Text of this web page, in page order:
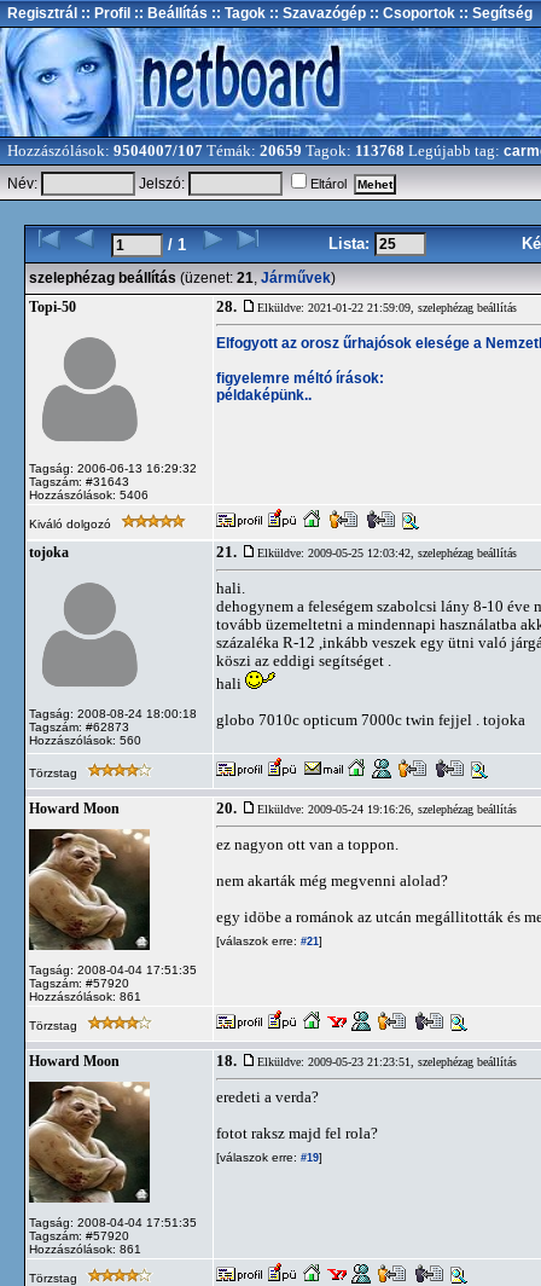
Regisztrál :: Profil :: Beállítás :: Tagok :: Szavazógép :: Csoportok :: Segítség
Hozzászólások: 9504007/107 Témák: 20659 Tagok: 113768 Legújabb tag:
Név:
Jelszó: Eltárol
/ 1 Lista:
szelephézag beállítás (üzenet: 21, Járművek)
Topi-50
Tagság: 2006-06-13 16:29:32
Tagszám: #31643
Hozzászólások: 5406
28. Elküldve: 2021-01-22 21:59:09, szelephézag beállítás
Elfogyott az orosz űrhajósok elesége a
figyelemre méltó írások:
példaképünk..
Kiváló dolgozó
tojoka
Tagság: 2008-08-24 18:00:18
Tagszám: #62873
Hozzászólások: 560
21. Elküldve: 2009-05-25 12:03:42, szelephézag beállítás
hali.
dehogynem a feleségem szabolcsi lány 8-10
tovább üzemeltetni a mindennapi használatba
százaléka R-12 ,inkább veszek egy ütni való
köszi az eddigi segítséget .
hali
globo 7010c opticum 7000c twin fejjel . tojoka
Törzstag
Howard Moon
Tagság: 2008-04-04 17:51:35
Tagszám: #57920
Hozzászólások: 861
20. Elküldve: 2009-05-24 19:16:26, szelephézag beállítás
ez nagyon ott van a toppon.
nem akarták még megvenni alolad?
egy idöbe a románok az utcán megállitották és
[válaszok erre: #21]
Törzstag
Howard Moon
Tagság: 2008-04-04 17:51:35
Tagszám: #57920
Hozzászólások: 861
18. Elküldve: 2009-05-23 21:23:51, szelephézag beállítás
eredeti a verda?
fotot raksz majd fel rola?
[válaszok erre: #19]
Törzstag